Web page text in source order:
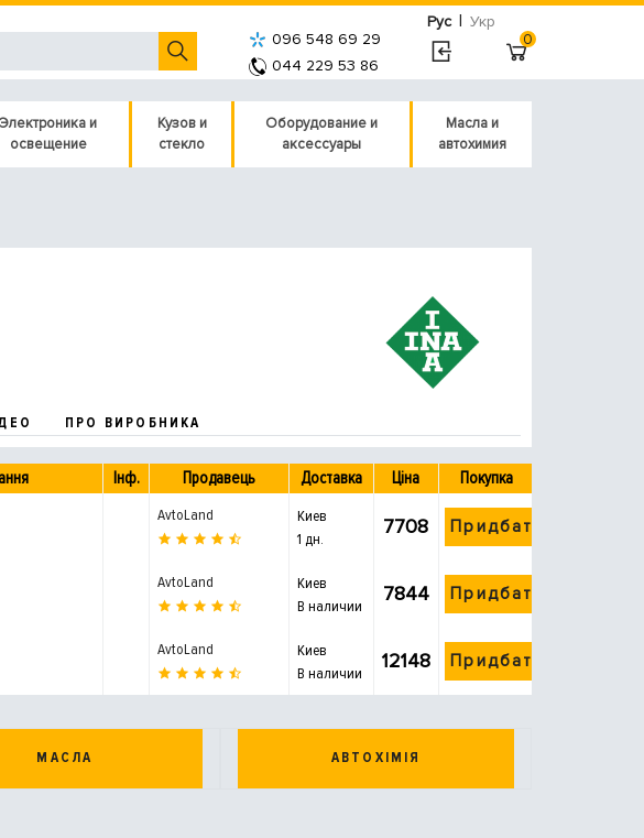
Рус | Укр
096 548 69 29
044 229 53 86
0
Электроника и
освещение
Кузов и
стекло
Оборудование и
аксессуары
Масла и
автохимия
ПРО ВИРОБНИКА
Інф. Продавець Доставка Ціна Покупка
AvtoLand
Киев
1 дн.
7708 Придбати
AvtoLand
Киев
В наличии
7844 Придбати
AvtoLand
Киев
В наличии
12148 Придбати
МАСЛА АВТОХІМІЯ